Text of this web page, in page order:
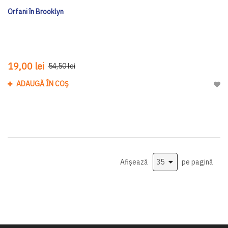
Orfani în Brooklyn
19,00 lei 54,50 lei
ADAUGĂ ÎN COȘ
Afișează pe pagină